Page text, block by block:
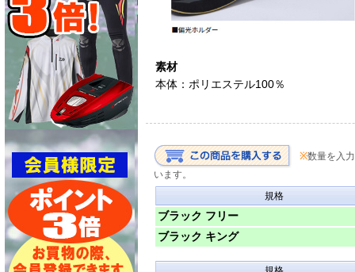
素材
本体：ポリエステル100％
※数量を入
います。
規格
ブラック フリー
ブラック キング